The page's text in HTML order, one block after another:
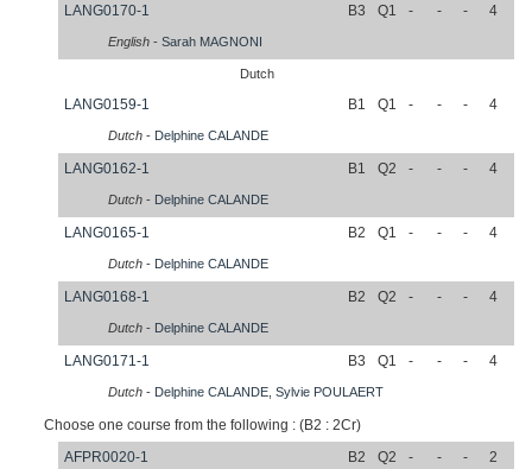
LANG0170-1 B3 Q1 - - - 4
English - Sarah MAGNONI
Dutch
LANG0159-1 B1 Q1 - - - 4
Dutch - Delphine CALANDE
LANG0162-1 B1 Q2 - - - 4
Dutch - Delphine CALANDE
LANG0165-1 B2 Q1 - - - 4
Dutch - Delphine CALANDE
LANG0168-1 B2 Q2 - - - 4
Dutch - Delphine CALANDE
LANG0171-1 B3 Q1 - - - 4
Dutch - Delphine CALANDE Sylvie POULAERT
Choose one course from the following : (B2 : 2Cr)
AFPR0020-1
B2 Q2 - - - 2